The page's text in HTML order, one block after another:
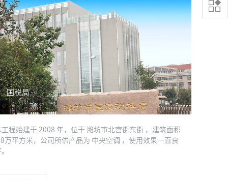
国税局
工程始建于 2008 年，位于 潍坊市北宫街东街 ，建筑面积
万平方米，公司所供产品为 中央空调 ，使用效果一直良
